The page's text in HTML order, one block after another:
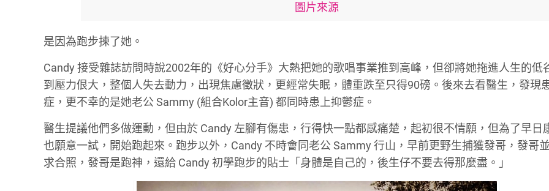
圖片來源
是因為跑步揀了她。
Candy 接受雜誌訪問時說2002年的《好心分手》大熱把她的歌唱事業推到高峰，但卻將她拖進人生的低
到壓力佷大，整個人失去動力，出現焦慮徵狀，更經常失眠，體重跌至只得90磅。後來去看醫生，發現
症，更不幸的是她老公 Sammy (組合Kolor主音) 都同時患上抑鬱症。
醫生提議他們多做運動，但由於 Candy 左腳有傷患，行得快一點都感痛楚，起初很不情願，但為了早日
也願意一試，開始跑起來。跑步以外，Candy 不時會同老公 Sammy 行山，早前更野生捕獲發哥，發哥
求合照，發哥是跑神，還給 Candy 初學跑步的貼士「身體是自己的，後生仔不要去得那麼盡。」